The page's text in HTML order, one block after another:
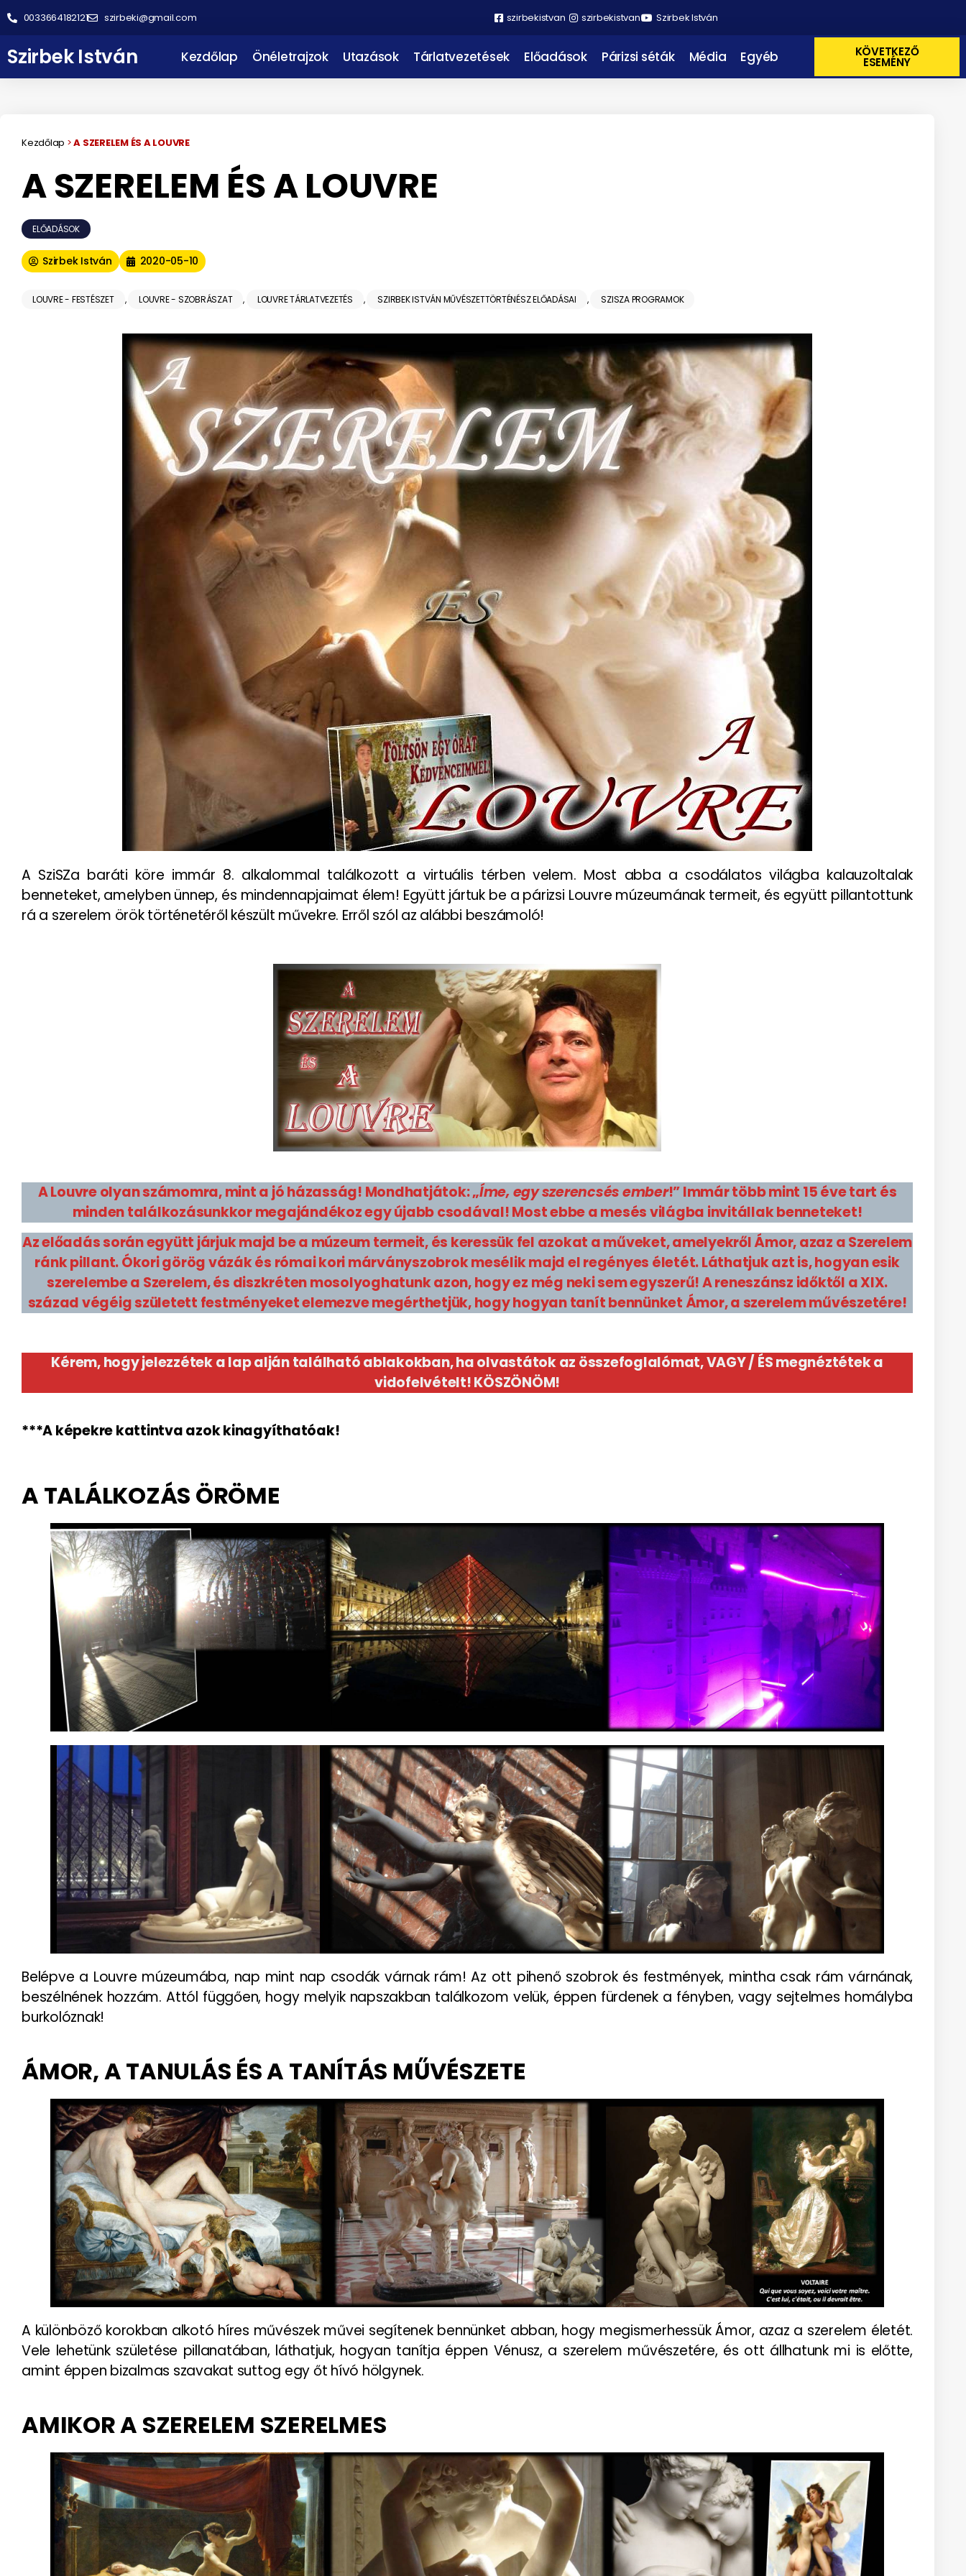
0033664182121 szirbeki@gmail.com szirbekistvan szirbekistvan Szirbek István
Szirbek István Kezdőlap Önéletrajzok Utazások Tárlatvezetések Előadások Párizsi séták Média Egyéb KÖVETKEZŐ
ESEMÉNY
Kezdőlap >A SZERELEM ÉS A LOUVRE
A SZERELEM ÉS A LOUVRE
ELŐADÁSOK
Szirbek István 2020-05-10
LOUVRE - FESTÉSZET , LOUVRE - SZOBRÁSZAT , LOUVRE TÁRLATVEZETÉS , SZIRBEK ISTVÁN MŰVÉSZETTÖRTÉNÉSZ ELŐADÁSAI , SZISZA PROGRAMOK
A SziSZa baráti köre immár 8. alkalommal találkozott a virtuális térben velem. Most abba a csodálatos világba kalauzoltalak
benneteket, amelyben ünnep, és mindennapjaimat élem! Együtt jártuk be a párizsi Louvre múzeumának termeit, és együtt pillantottunk
rá a szerelem örök történetéről készült művekre. Erről szól az alábbi beszámoló!
A Louvre olyan számomra, mint a jó házasság! Mondhatjátok: „Íme, egy szerencsés ember!” Immár több mint 15 éve tart és
minden találkozásunkkor megajándékoz egy újabb csodával! Most ebbe a mesés világba invitállak benneteket!
Az előadás során együtt járjuk majd be a múzeum termeit, és keressük fel azokat a műveket, amelyekről Ámor, azaz a Szerelem
ránk pillant. Ókori görög vázák és római kori márványszobrok mesélik majd el regényes életét. Láthatjuk azt is, hogyan esik
szerelembe a Szerelem, és diszkréten mosolyoghatunk azon, hogy ez még neki sem egyszerű! A reneszánsz időktől a XIX.
század végéig született festményeket elemezve megérthetjük, hogy hogyan tanít bennünket Ámor, a szerelem művészetére!
Kérem, hogy jelezzétek a lap alján található ablakokban, ha olvastátok az összefoglalómat, VAGY / ÉS megnéztétek a
vidofelvételt! KÖSZÖNÖM!
***A képekre kattintva azok kinagyíthatóak!
A TALÁLKOZÁS ÖRÖME
Belépve a Louvre múzeumába, nap mint nap csodák várnak rám! Az ott pihenő szobrok és festmények, mintha csak rám várnának,
beszélnének hozzám. Attól függően, hogy melyik napszakban találkozom velük, éppen fürdenek a fényben, vagy sejtelmes homályba
burkolóznak!
ÁMOR, A TANULÁS ÉS A TANÍTÁS MŰVÉSZETE
A különböző korokban alkotó híres művészek művei segítenek bennünket abban, hogy megismerhessük Ámor, azaz a szerelem életét.
Vele lehetünk születése pillanatában, láthatjuk, hogyan tanítja éppen Vénusz, a szerelem művészetére, és ott állhatunk mi is előtte,
amint éppen bizalmas szavakat suttog egy őt hívó hölgynek.
AMIKOR A SZERELEM SZERELMES